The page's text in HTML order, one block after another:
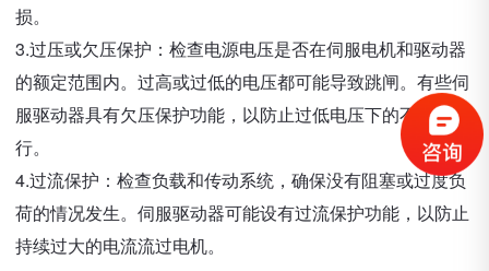
损。
3.过压或欠压保护：检查电源电压是否在伺服电机和驱动器
的额定范围内。过高或过低的电压都可能导致跳闸。有些伺
服驱动器具有欠压保护功能，以防止过低电压下的不稳定运
行。
4.过流保护：检查负载和传动系统，确保没有阻塞或过度负
荷的情况发生。伺服驱动器可能设有过流保护功能，以防止
持续过大的电流流过电机。